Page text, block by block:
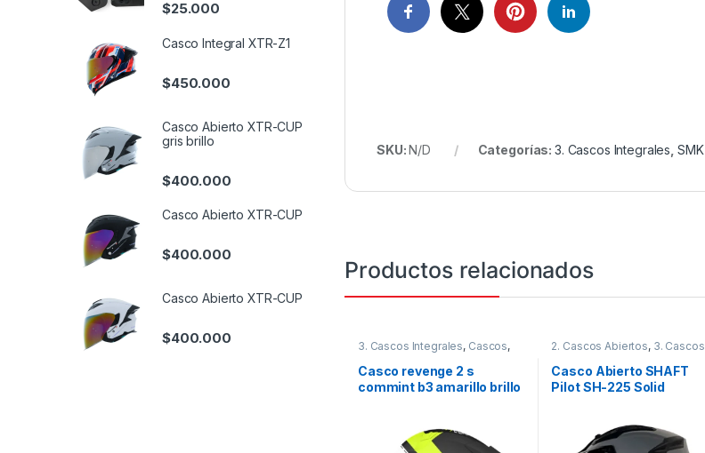
SKU:N/D Categorías: 3. Cascos Integrales SMK
Productos relacionados
3. Cascos Integrales, Cascos,
Casco revenge 2 s
commint b3 amarillo brillo
2. Cascos Abiertos, 3. Cascos
Casco Abierto SHAFT
Pilot SH-225 Solid
$25.000
Casco Integral XTR-Z1
$450.000
Casco Abierto XTR-CUP
gris brillo
$400.000
Casco Abierto XTR-CUP
$400.000
Casco Abierto XTR-CUP
$400.000